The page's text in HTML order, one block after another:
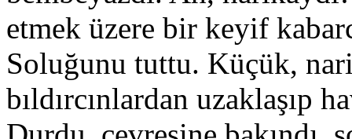
etmek üzere bir keyif
Soluğunu tuttu. Küçük,
bıldırcınlardan uzaklaşıp